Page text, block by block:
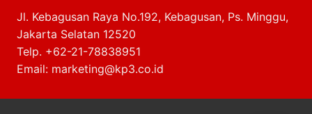
Jl. Kebagusan Raya No.192, Kebagusan, Ps. Minggu,
Jakarta Selatan 12520
Telp. +62-21-78838951
Email: marketing@kp3.co.id